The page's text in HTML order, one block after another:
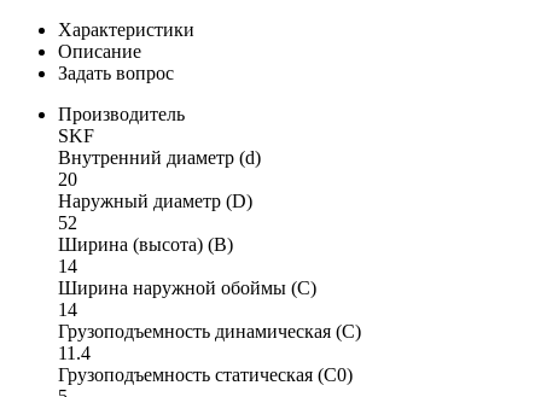
Характеристики
Описание
Задать вопрос
Производитель
SKF
Внутренний диаметр (d)
20
Наружный диаметр (D)
52
Ширина (высота) (B)
14
Ширина наружной обоймы (C)
14
Грузоподъемность динамическая (C)
11.4
Грузоподъемность статическая (C0)